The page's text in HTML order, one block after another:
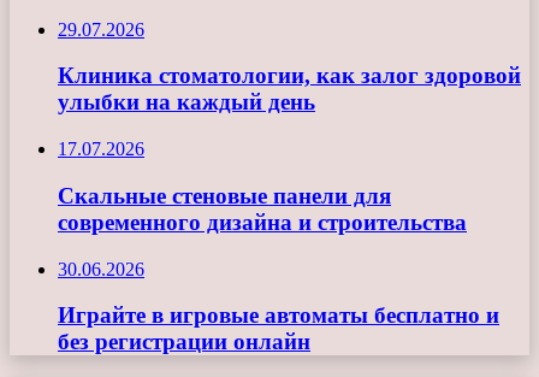
29.07.2026
Клиника стоматологии, как залог здоровой
улыбки на каждый день
17.07.2026
Скальные стеновые панели для
современного дизайна и строительства
30.06.2026
Играйте в игровые автоматы бесплатно и
без регистрации онлайн